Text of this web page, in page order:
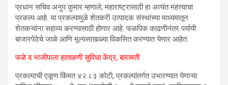
प्रधान सचिव अनुप कुमार म्हणाले, महाराष्ट्रासाठी हा अत्यंत महत्त्वाचा
प्रकल्प आहे. या प्रकल्पामुळे शेतकरी उत्पादक संस्थांच्या माध्यमातून
शेतकऱ्यांना सहाय्य करण्यासाठी होणार आहे. फळपिक काढणीनंतर पर्यायी
बाजारपेठेचे जाळे आणि मूल्यसाखळ्या विकसित करण्यात येणार आहेत.
फळे व भाजीपाला हाताळणी सुविधा केंद्र, बारामती
प्रकल्पाची एकूण किंमत ४२.८३ कोटी, प्रकल्पांतर्गत उभारण्यात येणाऱ्या